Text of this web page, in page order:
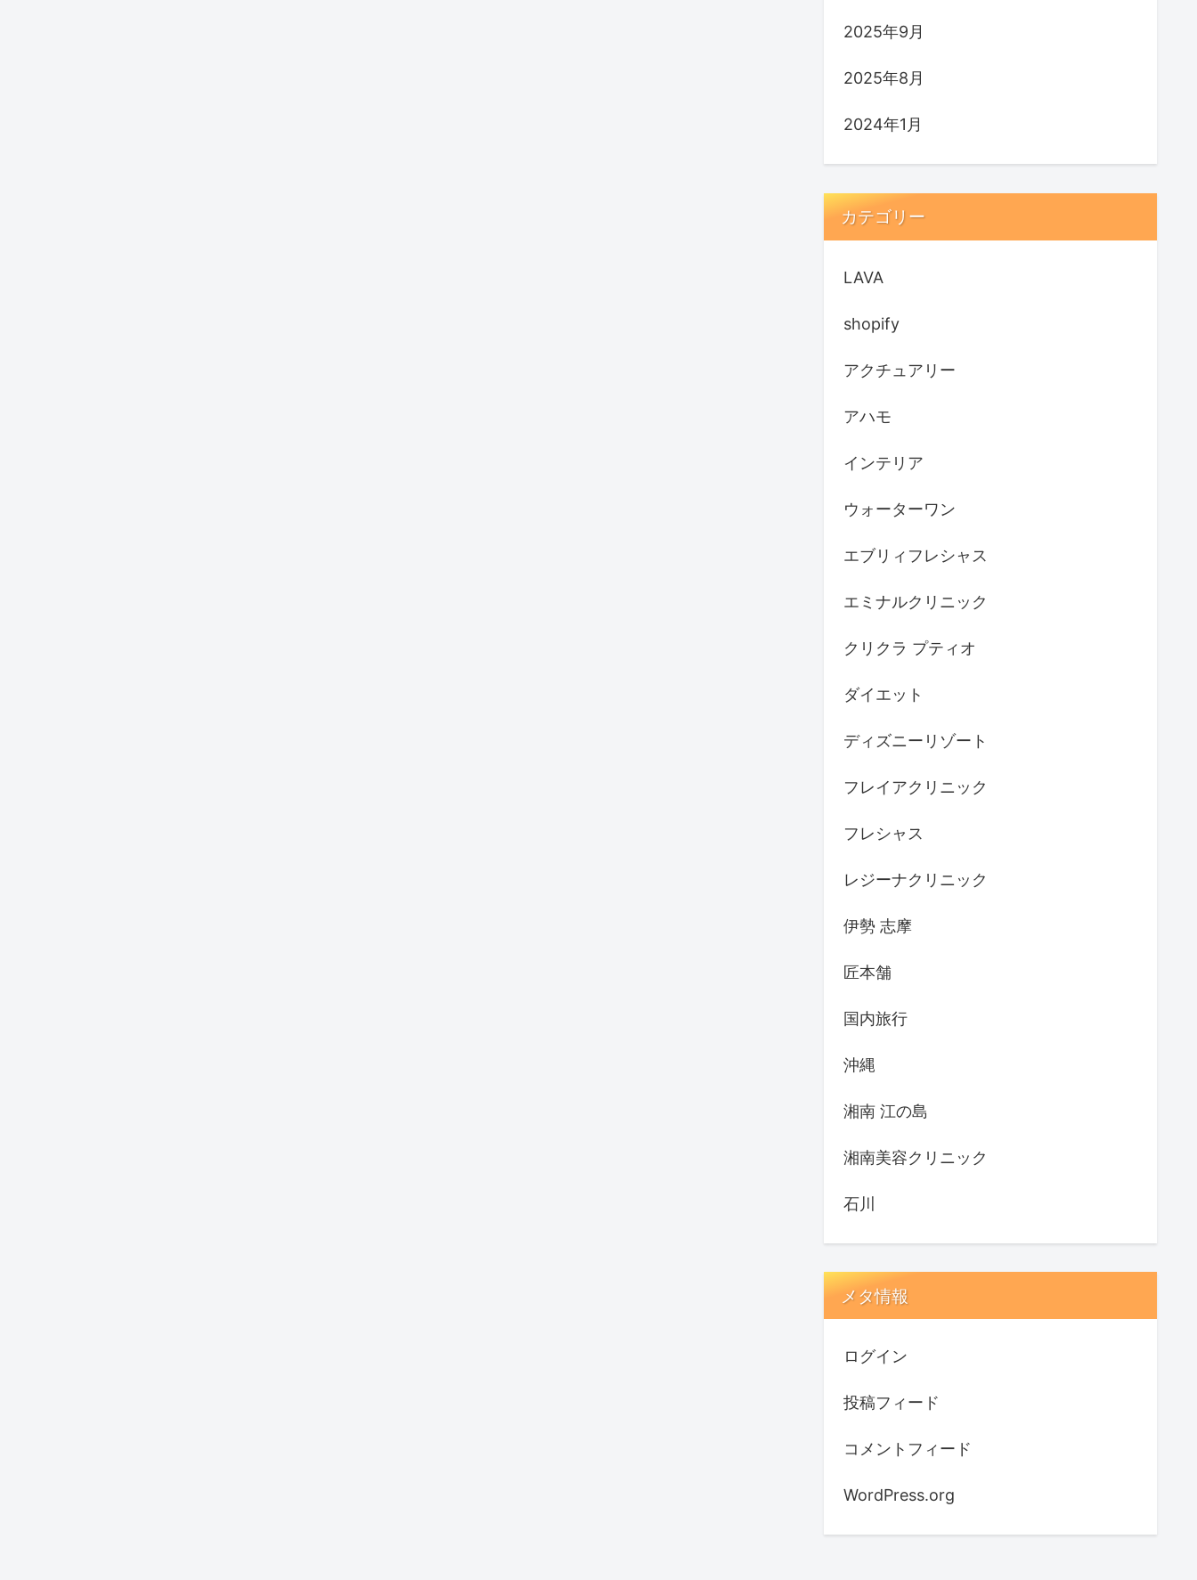
2025年9月
2025年8月
2024年1月
カテゴリー
LAVA
shopify
アクチュアリー
アハモ
インテリア
ウォーターワン
エブリィフレシャス
エミナルクリニック
クリクラ プティオ
ダイエット
ディズニーリゾート
フレイアクリニック
フレシャス
レジーナクリニック
伊勢 志摩
匠本舗
国内旅行
沖縄
湘南 江の島
湘南美容クリニック
石川
メタ情報
ログイン
投稿フィード
コメントフィード
WordPress.org